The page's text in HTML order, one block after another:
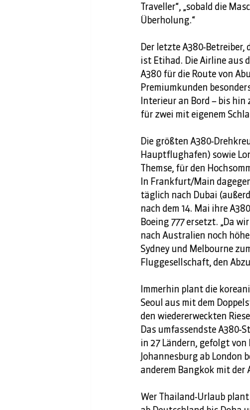
Traveller“, „sobald die
Überholung.“
Der letzte A380-
ist Etihad. Die Airline aus
A380 für die Route von
Premiumkunden
Interieur an Bord – bis hin
für zwei mit eigenem
Die größten A380-
Hauptflughafen) sowie
Themse, für den
In Frankfurt/Main
täglich nach Dubai
nach dem 14. Mai ihre
Boeing 777 ersetzt. „Da
nach Australien noch
Sydney und Melbourne
Fluggesellschaft, den
Immerhin plant die
Seoul aus mit dem
den wiedererweckten
Das umfassendste A380-
in 27 Ländern, gefolgt
Johannesburg ab London
anderem Bangkok mit der
Wer Thailand-Urlaub